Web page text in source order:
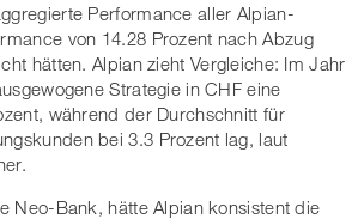
Performance aller Alpian-
von 14.28 Prozent nach Abzug
hätten. Alpian zieht Vergleiche: Im Jahr
Strategie in CHF eine
während der Durchschnitt für
bei 3.3 Prozent lag, laut
Neo-Bank, hätte Alpian konsistent die